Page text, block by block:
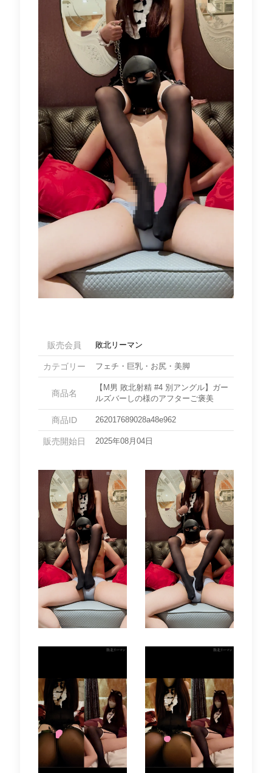
販売会員 敗北リーマン
カテゴリー フェチ・巨乳・お尻・美脚
商品名
【M男 敗北射精 #4 別アングル】ガー
ルズバーしの様のアフターご褒美
商品ID 262017689028a48e962
販売開始日 2025年08月04日